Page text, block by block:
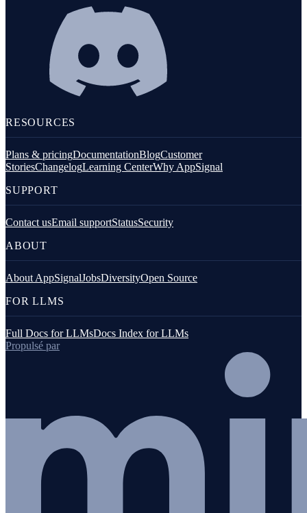
RESOURCES
Plans & pricingDocumentationBlogCustomer
StoriesChangelogLearning CenterWhy AppSignal
SUPPORT
Contact usEmail supportStatusSecurity
ABOUT
About AppSignalJobsDiversityOpen Source
FOR LLMS
Full Docs for LLMsDocs Index for LLMs
Propulsé par